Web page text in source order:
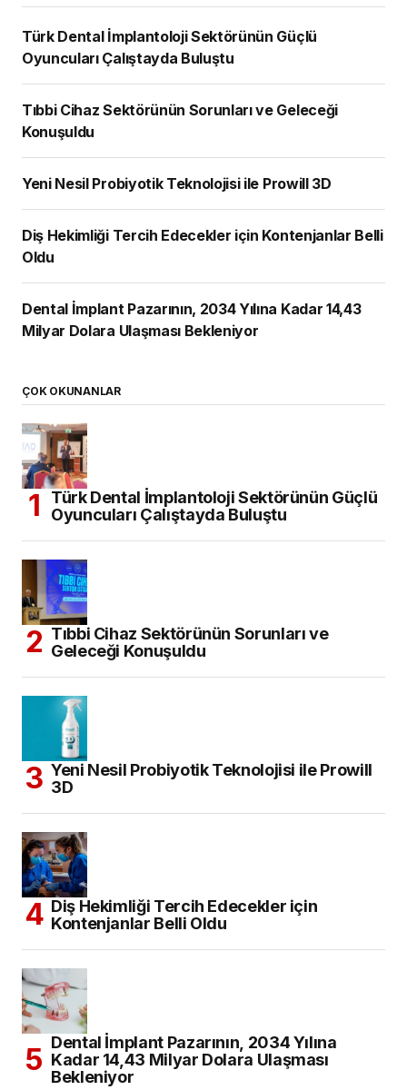
Türk Dental İmplantoloji Sektörünün Güçlü
Oyuncuları Çalıştayda Buluştu
Tıbbi Cihaz Sektörünün Sorunları ve Geleceği
Konuşuldu
Yeni Nesil Probiyotik Teknolojisi ile Prowill 3D
Diş Hekimliği Tercih Edecekler için Kontenjanlar Belli
Oldu
Dental İmplant Pazarının, 2034 Yılına Kadar 14,43
Milyar Dolara Ulaşması Bekleniyor
ÇOK OKUNANLAR
Türk Dental İmplantoloji Sektörünün Güçlü
Oyuncuları Çalıştayda Buluştu
Tıbbi Cihaz Sektörünün Sorunları ve
Geleceği Konuşuldu
Yeni Nesil Probiyotik Teknolojisi ile Prowill
3D
Diş Hekimliği Tercih Edecekler için
Kontenjanlar Belli Oldu
Dental İmplant Pazarının, 2034 Yılına
Kadar 14,43 Milyar Dolara Ulaşması
Bekleniyor